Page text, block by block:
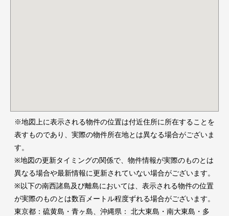
※地図上に表示される物件の位置は付近住所に所在することを
表すものであり、実際の物件所在地とは異なる場合がございま
す。
※地図の更新タイミングの関係で、物件情報が実際のものとは
異なる場合や最新情報に更新されていない場合がございます。
※以下の南西諸島及び離島においては、表示される物件の位置
が実際のものとは数百メートル程度ずれる場合がございます。
東京都：硫黄島・青ヶ島、沖縄県： 北大東島・南大東島・多